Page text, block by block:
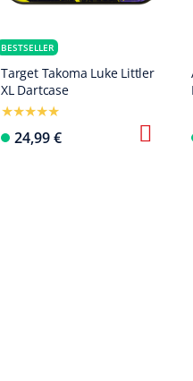
BESTSELLER
Target Takoma Luke Littler
XL Dartcase
24,99 €